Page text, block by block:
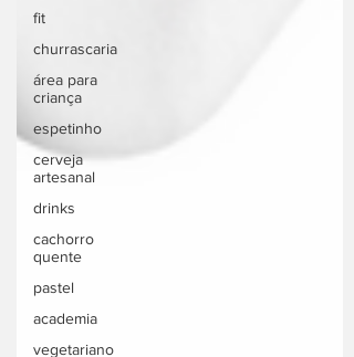
fit
churrascaria
área para
criança
espetinho
cerveja
artesanal
drinks
cachorro
quente
pastel
academia
vegetariano